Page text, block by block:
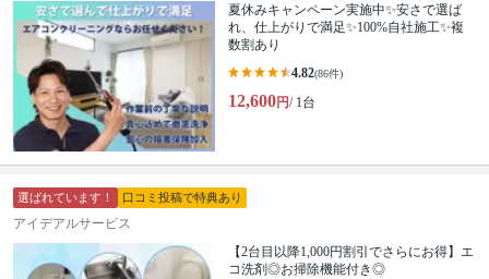
夏休みキャンペーン実施中✨安さで選ば
れ、仕上がりで満足✨100%自社施工✨複
数割あり
4.82(86件)
12,600円/ 1台
選ばれています！ 口コミ投稿で特典あり
アイデアルサービス
【2台目以降1,000円割引でさらにお得】エ
コ洗剤◎お掃除機能付き◎